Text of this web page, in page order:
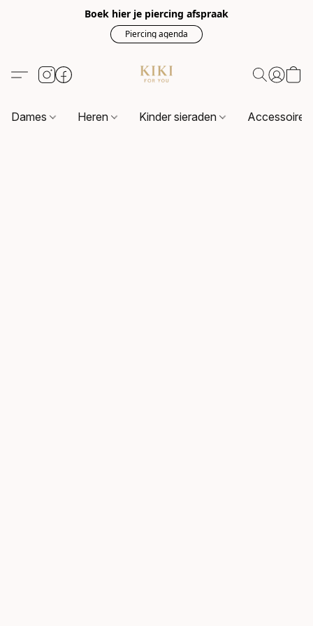
Boek hier je piercing afspraak
Piercing agenda
Dames Heren Kinder sieraden Accessoires